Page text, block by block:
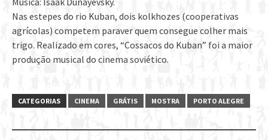
Nas estepes do rio Kuban, dois kolkhozes (cooperativas
agrícolas) competem paraver quem consegue colher mais
trigo. Realizado em cores, “Cossacos do Kuban” foi a maior
produção musical do cinema soviético.
CATEGORIAS CINEMA GRÁTIS MOSTRA PORTO ALEGRE